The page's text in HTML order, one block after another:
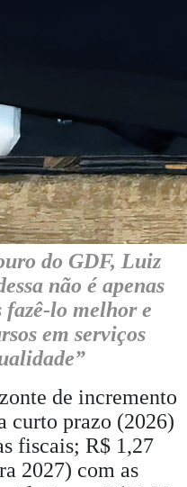
do GDF, Luiz
não é apenas
fazê-lo melhor e
em serviços
de incremento
curto prazo (2026)
fiscais; R$ 1,27
2027) com as